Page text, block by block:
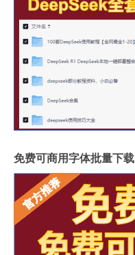
免费可商用字体批量下载